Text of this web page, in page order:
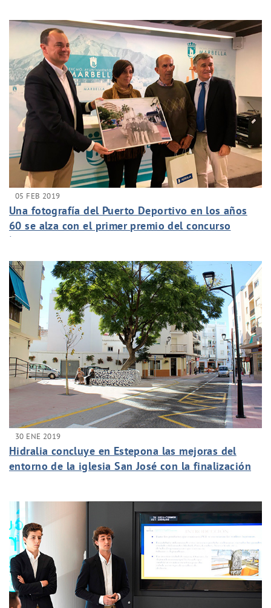
05 FEB 2019
Una fotografía del Puerto Deportivo en los años
60 se alza con el primer premio del concurso
‘Marbella en imágenes’
30 ENE 2019
Hidralia concluye en Estepona las mejoras del
entorno de la iglesia San José con la finalización